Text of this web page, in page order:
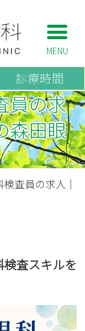
診療時間
員の求
森田眼
検査員の求人｜
査スキルを